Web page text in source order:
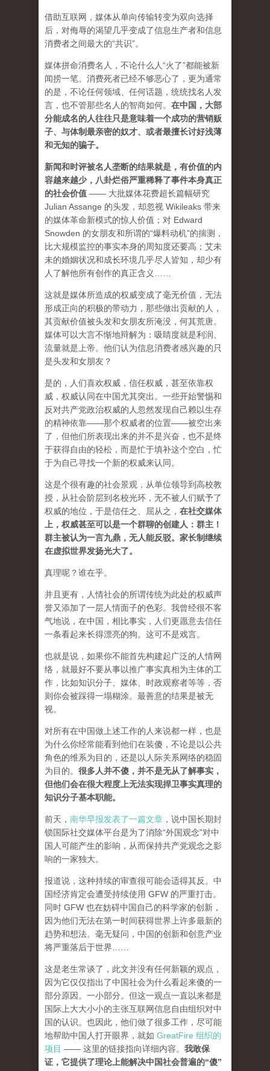
借助互联网，媒体从单向传输转变为双向选择
后，对侮辱的渴望几乎变成了信息生产者和信息
消费者之间最大的“共识”。
媒体拼命消费名人，不论什么人“火了”都能被新
闻捞一笔。消费死者已经不够恶心了，更为通常
的是，不论任何领域、任何话题，统统找名人发
言，也不管那些名人的智商如何。 在中国，大部
分能成名的人往往只是意味着一个成功的营销贩
子、与体制最亲密的奴才、或者最擅长讨好浅薄
和无知的骗子。
新闻和时评被名人垄断的结果就是，有价值的内
容越来越少，八卦烂俗严重稀释了事件本身真正
的社会价值 —— 大批媒体花费超长篇幅研究
Julian Assange 的头发，却忽视 Wikileaks 带来
的媒体革命新模式的惊人价值；对 Edward
Snowden 的女朋友和所谓的“爆料动机”的揣测，
比大规模监控的事实本身的周知度还要高；艾未
未的婚姻状况和成长环境几乎尽人皆知，却少有
人了解他所有创作的真正含义……
这就是媒体所造成的权威变成了毫无价值，无法
形成正向的积极的带动力，那些做出贡献的人，
其贡献价值被头发和女朋友所淹没，何其荒唐。
媒体可以大言不惭地辩解为：吸睛度就是利润、
流量就是上帝。他们认为信息消费者感兴趣的只
是头发和女朋友？
是的，人们喜欢权威，信任权威，甚至依靠权
威，权威认同在中国尤其突出。一些开始警惕和
反对共产党政治权威的人忽然发现自己赖以生存
的精神依靠——那个权威者的位置——被空出来
了，但他们所表现出来的并不是兴奋，也不是终
于获得自由的轻松，而是忙于填补这个空白，忙
于为自己寻找一个新的权威来认同。
这是个很有趣的社会景观，从单位领导到高校教
授，从社会阶层到名校光环，无不被人们赋予了
权威的地位，于是信任之、屈从之， 在社交媒体
上，权威甚至可以是一个群聊的创建人：群主！
群主被认为一言九鼎，无人能反驳。家长制继续
在虚拟世界发扬光大了。
真理呢？谁在乎。
并且更有，人情社会的所谓传统为此处的权威声
誉又添加了一层人情面子的色彩。我曾经很不客
气地说，在中国，相比事实，人们更愿意去信任
一条看起来长得漂亮的狗。这可不是戏言。
也就是说，如果你不能首先构建起广泛的人情网
络，就最好不要从事以推广事实真相为主体的工
作，比如知识分子、媒体、时政观察者等等，否
则你会被踩得一塌糊涂。最善意的结果是被无
视。
对所有在中国做上述工作的人来说都一样，也是
为什么你经常能看到他们在装傻，不论是以公共
角色的维系为目的，还是以人际关系网络的稳固
为目的。 很多人并不傻，并不是无从了解事实，
但他们会在很大程度上无法实现捍卫事实真理的
知识分子基本职能。
前天， 南华早报发表了一篇文章 ，说中国长期封
锁国际社交媒体平台是为了消除“外国观念”对中
国人可能产生的影响，从而保持共产党观念之影
响的一家独大。
报道说，这种持续的审查很可能会适得其反。中
国经济肯定会遭受持续使用 GFW 的严重打击。
同时 GFW 也在妨碍中国自己的科学家的创新，
因为他们无法在第一时间获得世界上许多最新的
趋势和想法。毫无疑问，中国的创新和创意产业
将严重落后于世界……
这是老生常谈了，此文并没有任何新颖的观点，
因为它仅仅指出了中国社会为什么看起来傻的一
部分原因。一小部分。但这一观点一直以来都是
国际上大大小小的主张互联网信息自由组织对中
国的认识。也因此，他们做了很多工作，尽可能
地帮助中国人打开眼界，就如 GreatFire 组织的
项目 —— 这里的链接指向详细内容。 我敢保
证，它提供了理论上能解决中国社会普遍的“傻”